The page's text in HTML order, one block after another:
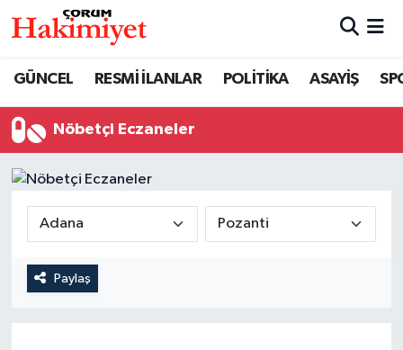
GÜNCEL RESMİ İLANLAR POLİTİKA ASAYİŞ
Nöbetçi Eczaneler
Paylaş
ASAYİŞ
GÜNCEL
Nöbetçi Eczaneler
Trafik Durumu
Tüm Manşetler